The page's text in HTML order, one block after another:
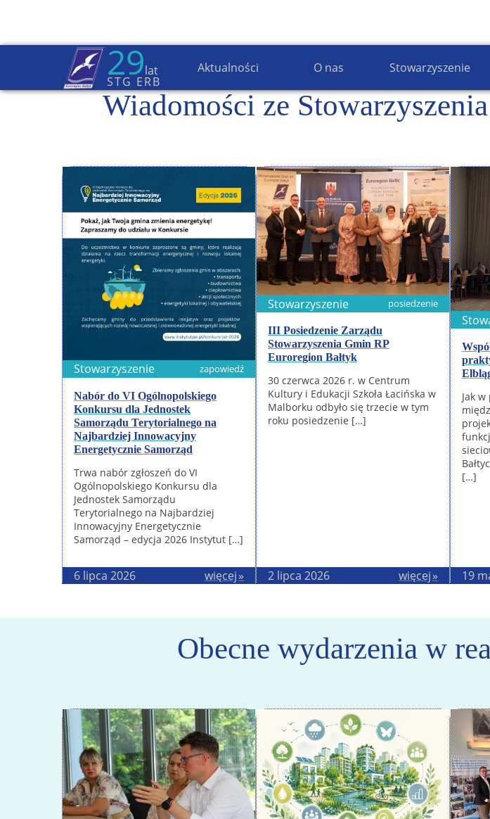
29lat
STG ERB
Aktualności O nas Stowarzyszenie
Wiadomości z
Wiadomości ze
Stowarzyszenie zapowiedź
Nabór do VI Ogólnopolskiego
Konkursu dla Jednostek
Samorządu Terytorialnego na
Najbardziej Innowacyjny
Energetycznie Samorząd
Trwa nabór zgłoszeń do VI
Ogólnopolskiego Konkursu dla
Jednostek Samorządu
Terytorialnego na Najbardziej
Innowacyjny Energetycznie
Samorząd – edycja 2026 Instytut […]
6 lipca 2026 więcej
Stowarzyszenie posiedzenie
III Posiedzenie Zarządu
Stowarzyszenia Gmin RP
Euroregion Bałtyk
30 czerwca 2026 r. w Centrum
Kultury i Edukacji Szkoła Łacińska w
Malborku odbyło się trzecie w tym
roku posiedzenie […]
2 lipca 2026 więcej
Jak
[…]
19
Obecne wydarzenia w